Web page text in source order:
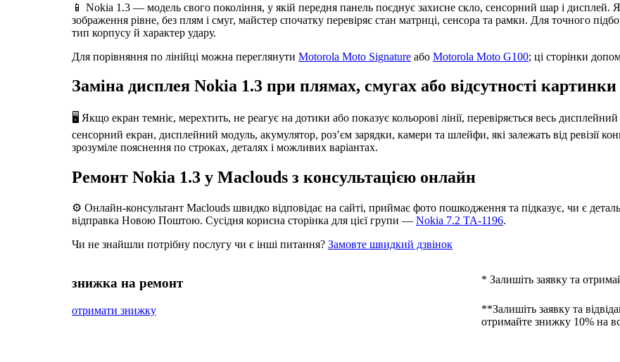
📱 Nokia 1.3 — модель свого покоління, у якій передня панель поєднує захисне скло, сенсорний шар і дисплей.
зображення рівне, без плям і смуг, майстер спочатку перевіряє стан матриці, сенсора та рамки. Для точного
тип корпусу й характер удару.
Для порівняння по лінійці можна переглянути Motorola Moto Signature або Motorola Moto G100; ці сторінки
Заміна дисплея Nokia 1.3 при плямах, смугах або відсутності картинки
🖥️ Якщо екран темніє, мерехтить, не реагує на дотики або показує кольорові лінії, перевіряється весь
сенсорний екран, дисплейний модуль, акумулятор, роз’єм зарядки, камери та шлейфи, які залежать від ревізії
зрозуміле пояснення по строках, деталях і можливих варіантах.
Ремонт Nokia 1.3 у Maclouds з консультацією онлайн
⚙️ Онлайн-консультант Maclouds швидко відповідає на сайті, приймає фото пошкодження та підказує, чи є
відправка Новою Поштою. Сусідня корисна сторінка для цієї групи — Nokia 7.2 TA-1196.
Чи не знайшли потрібну послугу чи є інші питання? Замовте швидкий дзвінок
знижка на ремонт
отримати знижку
* Залишіть заявку та
**Залишіть заявку та
отримайте знижку 10% на